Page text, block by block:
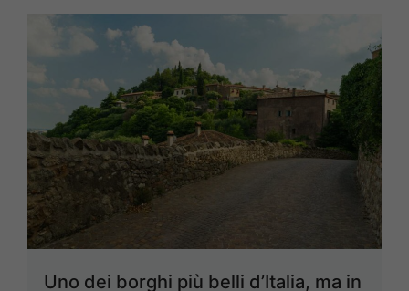
Uno dei borghi più belli d’Italia, ma in